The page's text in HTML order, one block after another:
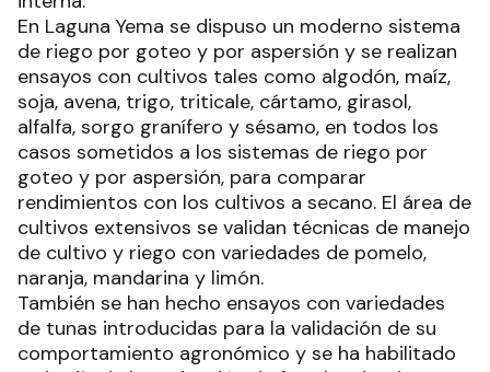
En Laguna Yema se dispuso un moderno sistema
de riego por goteo y por aspersión y se realizan
ensayos con cultivos tales como algodón, maíz,
soja, avena, trigo, triticale, cártamo, girasol,
alfalfa, sorgo granífero y sésamo, en todos los
casos sometidos a los sistemas de riego por
goteo y por aspersión, para comparar
rendimientos con los cultivos a secano. El área de
cultivos extensivos se validan técnicas de manejo
de cultivo y riego con variedades de pomelo,
naranja, mandarina y limón.
También se han hecho ensayos con variedades
de tunas introducidas para la validación de su
comportamiento agronómico y se ha habilitado